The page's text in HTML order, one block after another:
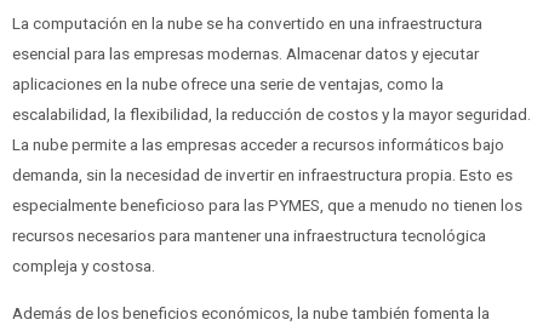
La computación en la nube se ha convertido en una infraestructura
esencial para las empresas modernas. Almacenar datos y ejecutar
aplicaciones en la nube ofrece una serie de ventajas, como la
escalabilidad, la flexibilidad, la reducción de costos y la mayor seguridad.
La nube permite a las empresas acceder a recursos informáticos bajo
demanda, sin la necesidad de invertir en infraestructura propia. Esto es
especialmente beneficioso para las PYMES, que a menudo no tienen los
recursos necesarios para mantener una infraestructura tecnológica
compleja y costosa.
Además de los beneficios económicos, la nube también fomenta la